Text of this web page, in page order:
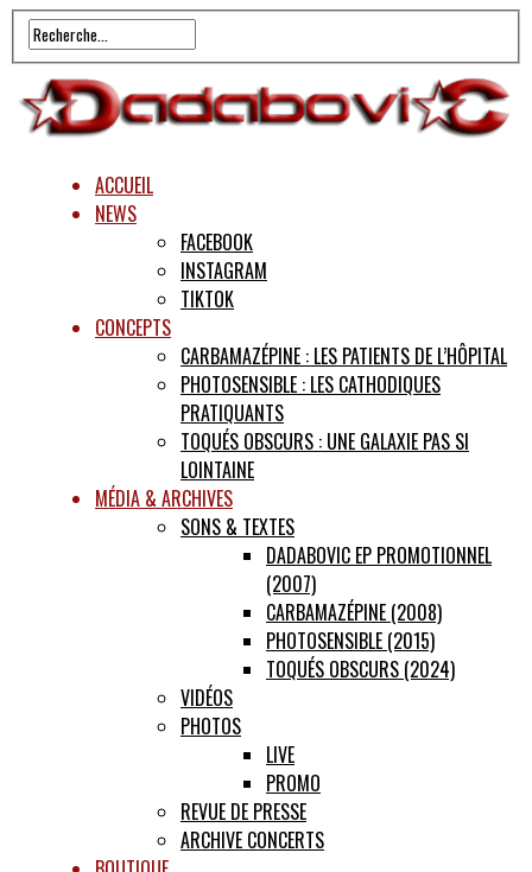
ACCUEIL
NEWS
FACEBOOK
INSTAGRAM
TIKTOK
CONCEPTS
CARBAMAZÉPINE : LES PATIENTS DE L’HÔPITAL
PHOTOSENSIBLE : LES CATHODIQUES
PRATIQUANTS
TOQUÉS OBSCURS : UNE GALAXIE PAS SI
LOINTAINE
MÉDIA & ARCHIVES
SONS & TEXTES
DADABOVIC EP PROMOTIONNEL
(2007)
CARBAMAZÉPINE (2008)
PHOTOSENSIBLE (2015)
TOQUÉS OBSCURS (2024)
VIDÉOS
PHOTOS
LIVE
PROMO
REVUE DE PRESSE
ARCHIVE CONCERTS